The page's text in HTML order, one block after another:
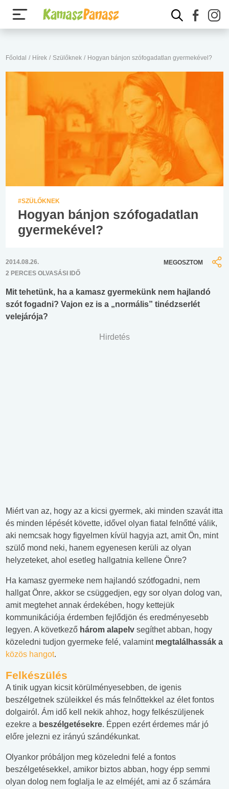
Főoldal / Hírek / Szülőknek / Hogyan bánjon szófogadatlan gyermekével?
#SZÜLŐKNEK
Hogyan bánjon szófogadatlan
gyermekével?
2014.08.26.
2 PERCES OLVASÁSI IDŐ
MEGOSZTOM
Mit tehetünk, ha a kamasz gyermekünk nem hajlandó
szót fogadni? Vajon ez is a „normális” tinédzserlét
velejárója?
Hirdetés
Miért van az, hogy az a kicsi gyermek, aki minden szavát itta
és minden lépését követte, idővel olyan fiatal felnőtté válik,
aki nemcsak hogy figyelmen kívül hagyja azt, amit Ön, mint
szülő mond neki, hanem egyenesen kerüli az olyan
helyzeteket, ahol esetleg hallgatnia kellene Önre?
Ha kamasz gyermeke nem hajlandó szótfogadni, nem
hallgat Önre, akkor se csüggedjen, egy sor olyan dolog van,
amit megtehet annak érdekében, hogy kettejük
kommunikációja érdemben fejlődjön és eredményesebb
legyen. A következő három alapelv segíthet abban, hogy
közeledni tudjon gyermeke felé, valamint megtalálhassák a
közös hangot.
Felkészülés
A tinik ugyan kicsit körülményesebben, de igenis
beszélgetnek szüleikkel és más felnőttekkel az élet fontos
dolgairól. Ám idő kell nekik ahhoz, hogy felkészüljenek
ezekre a beszélgetésekre. Éppen ezért érdemes már jó
előre jelezni ez irányú szándékunkat.
Olyankor próbáljon meg közeledni felé a fontos
beszélgetésekkel, amikor biztos abban, hogy épp semmi
olyan dolog nem foglalja le az elméjét, ami az ő számára